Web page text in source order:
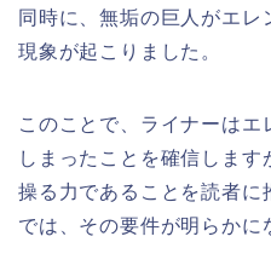
同時に、無垢の巨人がエレ
現象が起こりました。
このことで、ライナーはエ
しまったことを確信しま
操る力であることを読者に
では、その要件が明らかに